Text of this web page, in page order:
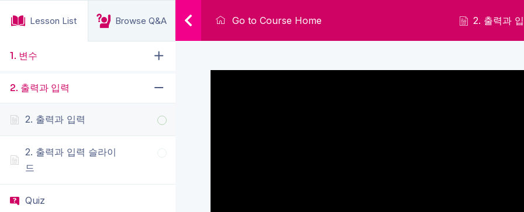
Lesson List Browse Q&A
1. 변수
2. 출력과 입력
2. 출력과 입력
2. 출력과 입력 슬라이
드
Quiz
Go to Course Home 2. 출력과